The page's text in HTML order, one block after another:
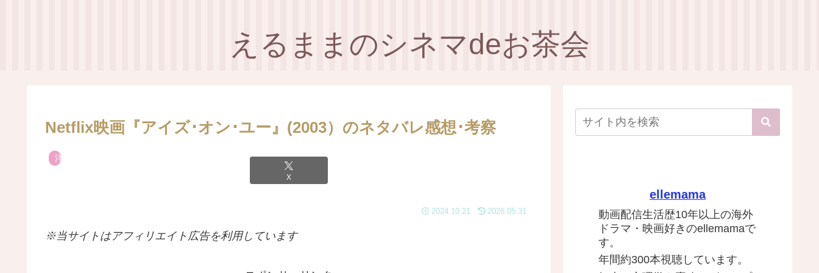
えるままのシネマdeお茶会
Netflix映画『アイズ･オン･ユー』(2003）のネタバレ感想･考察
洋画
X
2024.10.21 2026.05.31
※当サイトはアフィリエイト広告を利用しています
ellemama
動画配信生活歴10年以上の海外
ドラマ・映画好きのellemamaで
す。
年間約300本視聴しています。